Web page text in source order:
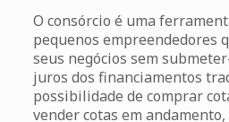
O consórcio é uma
pequenos empreendedores
seus negócios sem
juros dos financiamentos
possibilidade de comprar
vender cotas em